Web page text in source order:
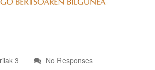
3 No Responses